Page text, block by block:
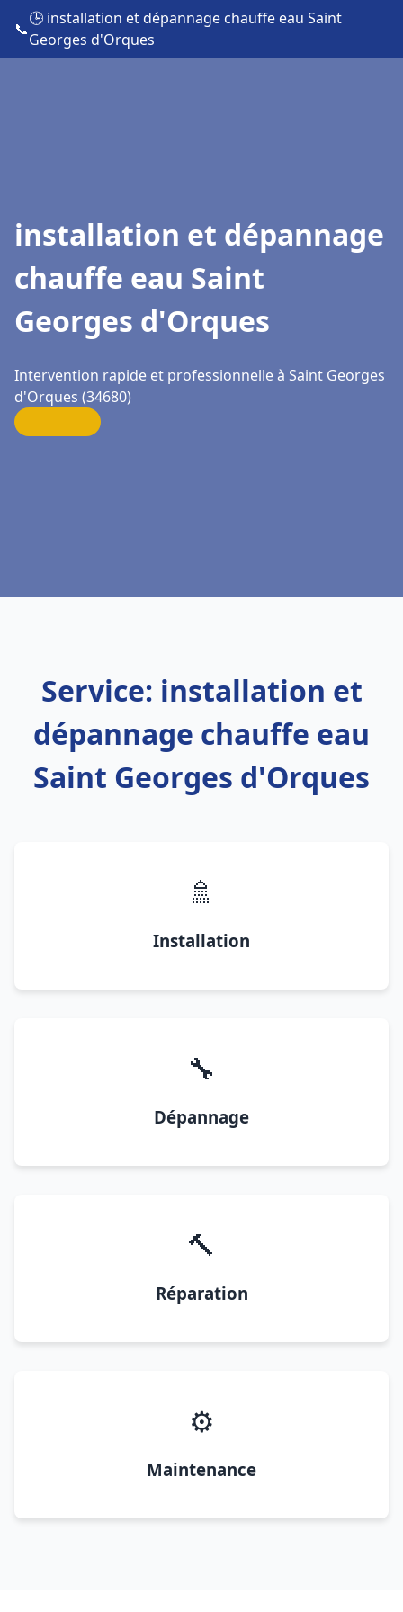
📞
🕒 installation et dépannage chauffe eau Saint
Georges d'Orques
installation et dépannage
chauffe eau Saint
Georges d'Orques
Intervention rapide et professionnelle à Saint Georges
d'Orques (34680)
Service: installation et
dépannage chauffe eau
Saint Georges d'Orques
🚿
Installation
🔧
Dépannage
🔨
Réparation
⚙️
Maintenance